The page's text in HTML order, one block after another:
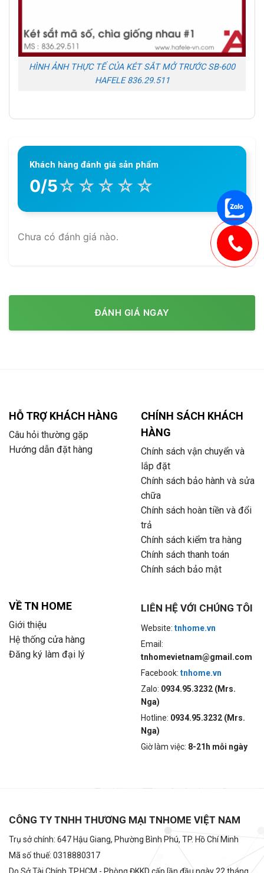
HÌNH ẢNH THỰC TẾ CỦA KÉT SẮT MỞ TRƯỚC SB-600
HAFELE 836.29.511
Khách hàng đánh giá sản phẩm
0/5☆ ☆ ☆ ☆ ☆
Chưa có đánh giá nào.
ĐÁNH GIÁ NGAY
HỖ TRỢ KHÁCH HÀNG
Câu hỏi thường gặp
Hướng dẫn đặt hàng
CHÍNH SÁCH KHÁCH
HÀNG
Chính sách vận chuyển và
lắp đặt
Chính sách bảo hành và sửa
chữa
Chính sách hoàn tiền và đổi
trả
Chính sách kiểm tra hàng
Chính sách thanh toán
Chính sách bảo mật
VỀ TN HOME
Giới thiệu
Hệ thống cửa hàng
Đăng ký làm đại lý
LIÊN HỆ VỚI CHÚNG TÔI
Website: tnhome.vn
Email:
tnhomevietnam@gmail.com
Facebook: tnhome.vn
Zalo: 0934.95.3232 (Mrs.
Nga)
Hotline: 0934.95.3232 (Mrs.
Nga)
Giờ làm việc: 8-21h mỗi ngày
CÔNG TY TNHH THƯƠNG MẠI TNHOME VIỆT NAM
Trụ sở chính: 647 Hậu Giang, Phường Bình Phú, TP. Hồ Chí Minh
Mã số thuế: 0318880317